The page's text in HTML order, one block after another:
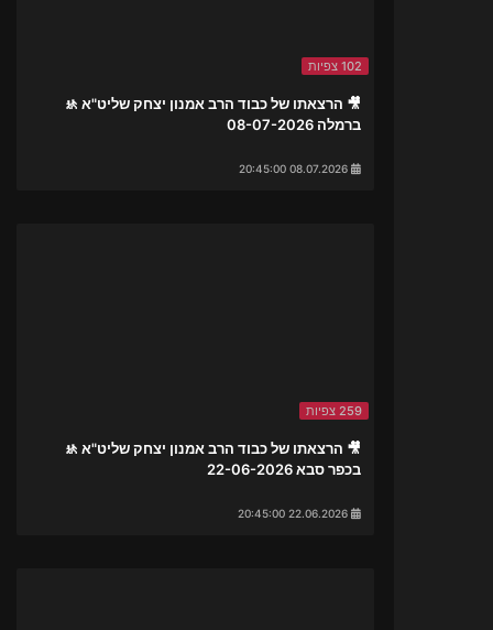
102 צפיות
🎥 הרצאתו של כבוד הרב אמנון יצחק שליט"א 🚸
ברמלה 08-07-2026
259 צפיות
🎥 הרצאתו של כבוד הרב אמנון יצחק שליט"א 🚸
בכפר סבא 22-06-2026